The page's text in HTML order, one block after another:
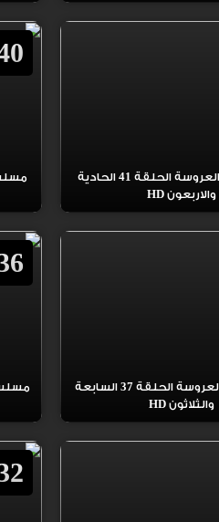
مسلسل ابو العروسة الحلقة 41 الحادية
والاربعون HD
مسلسل ابو العروسة الحلقة 37 السابعة
والثلاثون HD